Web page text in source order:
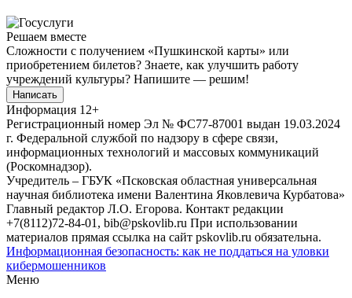
Решаем вместе
Сложности с получением «Пушкинской карты» или
приобретением билетов? Знаете, как улучшить работу
учреждений культуры? Напишите — решим!
Написать
Информация 12+
Регистрационный номер Эл № ФС77-87001 выдан 19.03.2024
г. Федеральной службой по надзору в сфере связи,
информационных технологий и массовых коммуникаций
(Роскомнадзор).
Учредитель – ГБУК «Псковская областная универсальная
научная библиотека имени Валентина Яковлевича Курбатова»
Главный редактор Л.О. Егорова. Контакт редакции
+7(8112)72-84-01, bib@pskovlib.ru При использовании
материалов прямая ссылка на сайт pskovlib.ru обязательна.
Информационная безопасность: как не поддаться на уловки
кибермошенников
Меню